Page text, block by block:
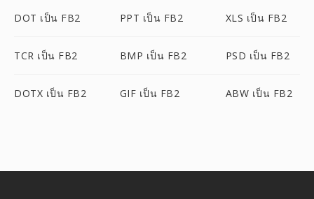
DOT เป็น FB2 PPT เป็น FB2 XLS เป็น FB2
TCR เป็น FB2 BMP เป็น FB2 PSD เป็น FB2
DOTX เป็น FB2 GIF เป็น FB2 ABW เป็น FB2